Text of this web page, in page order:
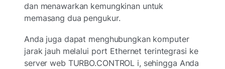
dan menawarkan kemungkinan untuk
memasang dua pengukur.
Anda juga dapat menghubungkan komputer
jarak jauh melalui port Ethernet terintegrasi ke
server web TURBO.CONTROL i, sehingga Anda